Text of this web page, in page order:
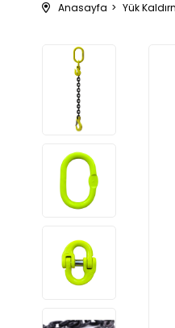
Anasayfa Yük